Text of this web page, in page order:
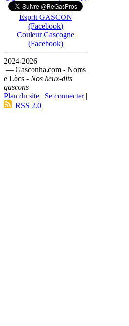
Esprit GASCON
(Facebook)
Couleur Gascogne
(Facebook)
2024-2026
— Gasconha.com - Noms
e Lòcs - Nos lieux-dits
gascons
Plan du site | Se connecter|
RSS 2.0